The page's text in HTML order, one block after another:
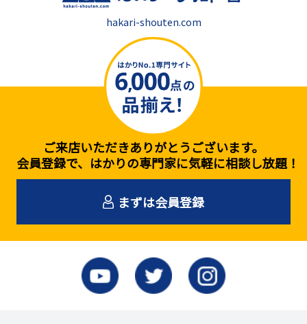
ご来店いただきありがとうございます。
会員登録で、はかりの専門家に気軽に相談し放題！
まずは会員登録
hakari-shouten.com